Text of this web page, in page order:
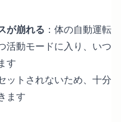
が崩れる ：体の自動運転
活動モードに入り、いつ
す
ットされないため、十分
ます